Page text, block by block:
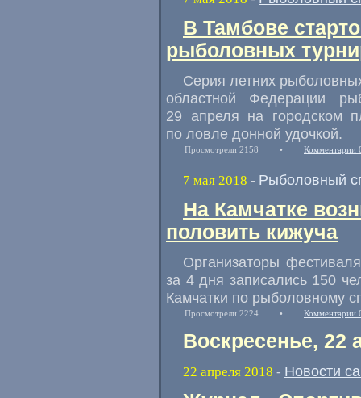
В Тамбове
рыболовных
Серия летних
областной Федерации
29 апреля на городском
по ловле донной удочкой.
Просмотрели 2158 • Комментарии
7 мая 2018 - Рыболовный
На Камчатке
половить кижуча
Организаторы фестиваля
за 4 дня записались 150
Камчатки по рыболовному
Просмотрели 2224 • Комментарии
Воскресенье, 22
22 апреля 2018 - Новости